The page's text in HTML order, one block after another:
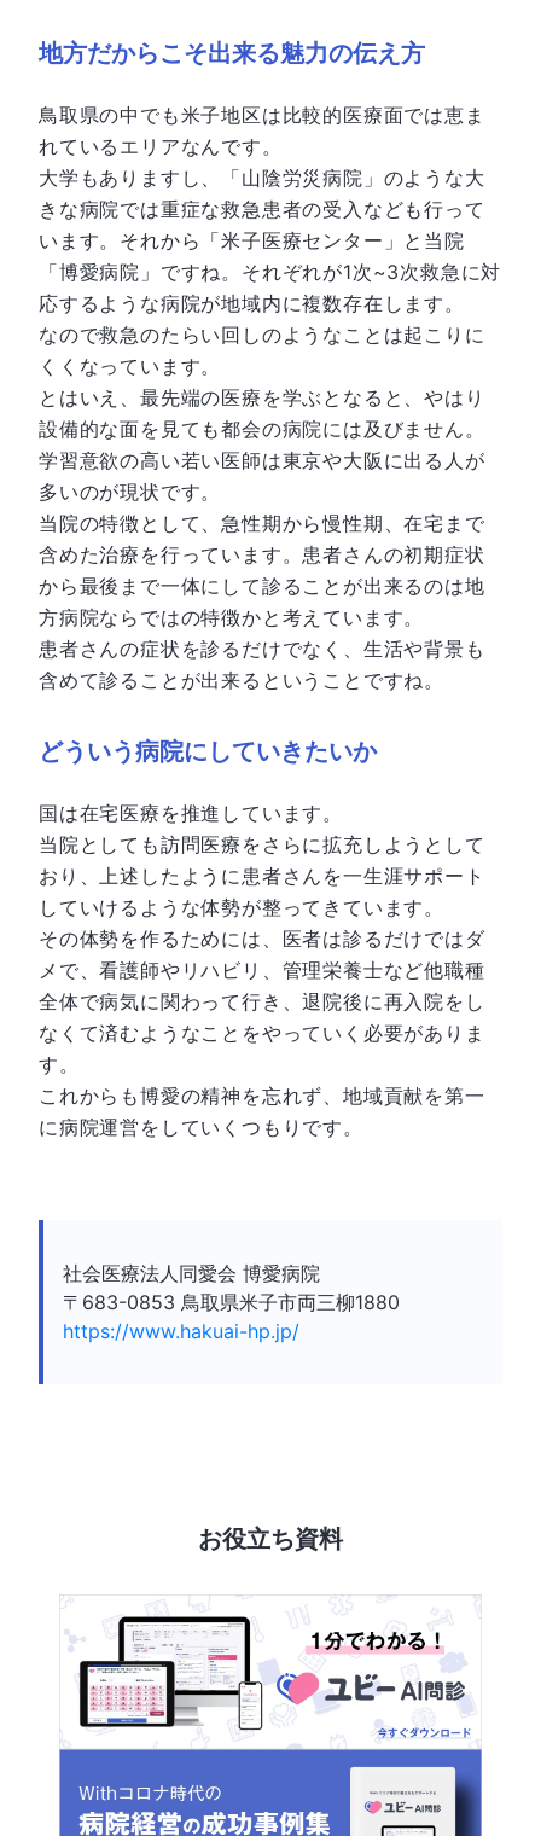
地方だからこそ出来る魅力の伝え方
鳥取県の中でも米子地区は比較的医療面では恵ま
れているエリアなんです。
大学もありますし、「山陰労災病院」のような大
きな病院では重症な救急患者の受入なども行って
います。それから「米子医療センター」と当院
「博愛病院」ですね。それぞれが1次~3次救急に対
応するような病院が地域内に複数存在します。
なので救急のたらい回しのようなことは起こりに
くくなっています。
とはいえ、最先端の医療を学ぶとなると、やはり
設備的な面を見ても都会の病院には及びません。
学習意欲の高い若い医師は東京や大阪に出る人が
多いのが現状です。
当院の特徴として、急性期から慢性期、在宅まで
含めた治療を行っています。患者さんの初期症状
から最後まで一体にして診ることが出来るのは地
方病院ならではの特徴かと考えています。
患者さんの症状を診るだけでなく、生活や背景も
含めて診ることが出来るということですね。
どういう病院にしていきたいか
国は在宅医療を推進しています。
当院としても訪問医療をさらに拡充しようとして
おり、上述したように患者さんを一生涯サポート
していけるような体勢が整ってきています。
その体勢を作るためには、医者は診るだけではダ
メで、看護師やリハビリ、管理栄養士など他職種
全体で病気に関わって行き、退院後に再入院をし
なくて済むようなことをやっていく必要がありま
す。
これからも博愛の精神を忘れず、地域貢献を第一
に病院運営をしていくつもりです。
社会医療法人同愛会 博愛病院
〒683-0853 鳥取県米子市両三柳1880
https://www.hakuai-hp.jp/
お役立ち資料